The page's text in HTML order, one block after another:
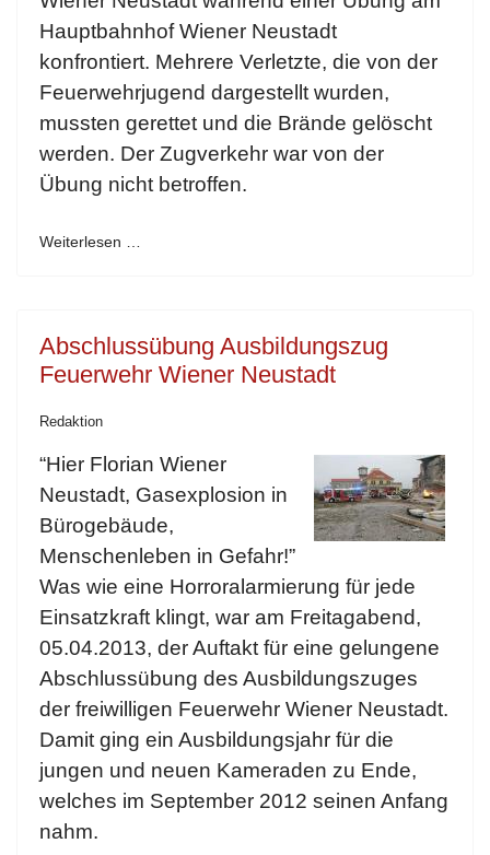
Hauptbahnhof Wiener Neustadt
konfrontiert. Mehrere Verletzte, die von der
Feuerwehrjugend dargestellt wurden,
mussten gerettet und die Brände gelöscht
werden. Der Zugverkehr war von der
Übung nicht betroffen.
Weiterlesen …
Abschlussübung Ausbildungszug
Feuerwehr Wiener Neustadt
Redaktion
“Hier Florian Wiener
Neustadt, Gasexplosion in
Bürogebäude,
Menschenleben in Gefahr!”
Was wie eine Horroralarmierung für jede
Einsatzkraft klingt, war am Freitagabend,
05.04.2013, der Auftakt für eine gelungene
Abschlussübung des Ausbildungszuges
der freiwilligen Feuerwehr Wiener Neustadt.
Damit ging ein Ausbildungsjahr für die
jungen und neuen Kameraden zu Ende,
welches im September 2012 seinen Anfang
nahm.